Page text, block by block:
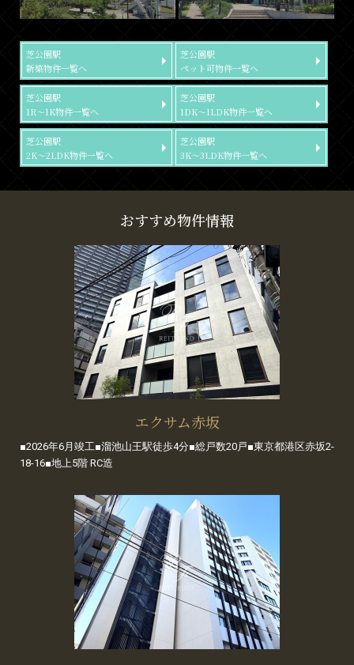
芝公園駅
新築物件一覧へ
芝公園駅
ペット可物件一覧へ
芝公園駅
1R～1K物件一覧へ
芝公園駅
1DK～1LDK物件一覧へ
芝公園駅
2K～2LDK物件一覧へ
芝公園駅
3K～3LDK物件一覧へ
おすすめ物件情報
エクサム赤坂
■2026年6月竣工■溜池山王駅徒歩4分■総戸数20戸■東京都港区赤坂2-
18-16■地上5階 RC造